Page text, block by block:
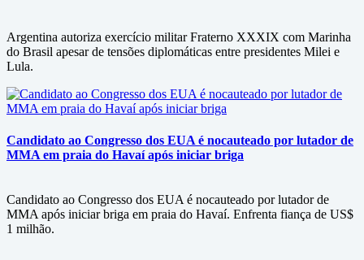
Argentina autoriza exercício militar Fraterno XXXIX com Marinha
do Brasil apesar de tensões diplomáticas entre presidentes Milei e
Lula.
Candidato ao Congresso dos EUA é nocauteado por lutador de
MMA em praia do Havaí após iniciar briga
Candidato ao Congresso dos EUA é nocauteado por lutador de
MMA após iniciar briga em praia do Havaí. Enfrenta fiança de US$
1 milhão.